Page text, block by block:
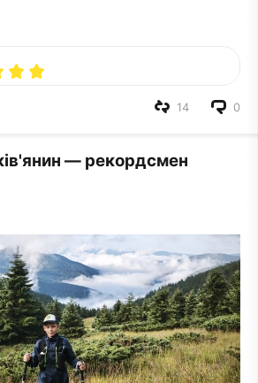
0
14
— рекордсмен